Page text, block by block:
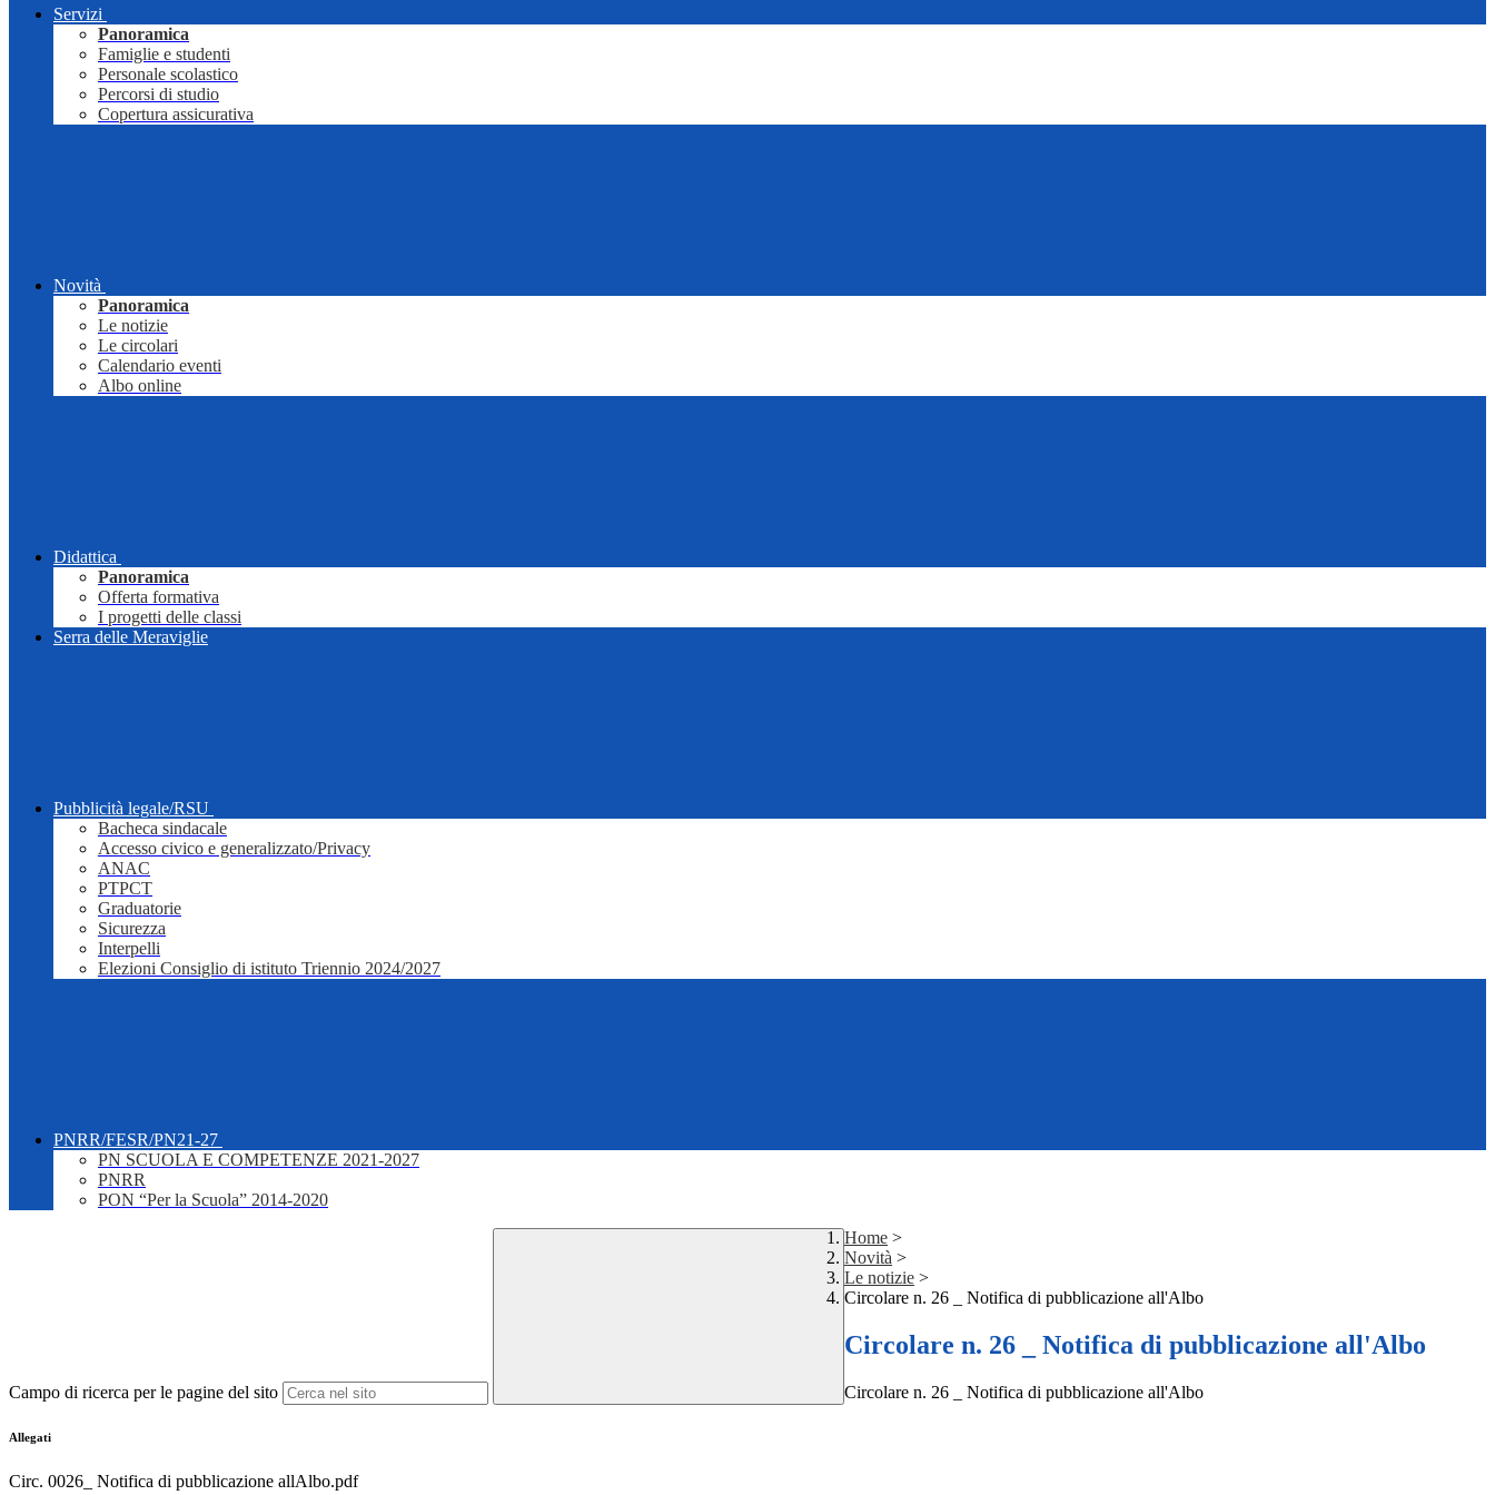
Servizi
Panoramica
Famiglie e studenti
Personale scolastico
Percorsi di studio
Copertura assicurativa
Novità
Panoramica
Le notizie
Le circolari
Calendario eventi
Albo online
Didattica
Panoramica
Offerta formativa
I progetti delle classi
Serra delle Meraviglie
Pubblicità legale/RSU
Bacheca sindacale
Accesso civico e generalizzato/Privacy
ANAC
PTPCT
Graduatorie
Sicurezza
Interpelli
Elezioni Consiglio di istituto Triennio 2024/2027
PNRR/FESR/PN21-27
PN SCUOLA E COMPETENZE 2021-2027
PNRR
PON “Per la Scuola” 2014-2020
Campo di ricerca per le pagine del sito
Home >
Novità >
Le notizie >
Circolare n. 26 _ Notifica di pubblicazione all'Albo
Circolare n. 26 _ Notifica di pubblicazione all'Albo
Circolare n. 26 _ Notifica di pubblicazione all'Albo
Allegati
Circ. 0026_ Notifica di pubblicazione allAlbo.pdf